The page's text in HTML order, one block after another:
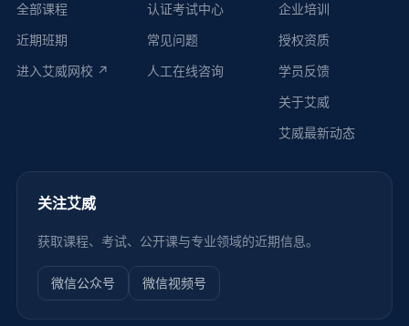
全部课程
近期班期
进入艾威网校 ↗
认证考试中心
常见问题
人工在线咨询
企业培训
授权资质
学员反馈
关于艾威
艾威最新动态
关注艾威
获取课程、考试、公开课与专业领域的近期信息。
微信公众号 微信视频号